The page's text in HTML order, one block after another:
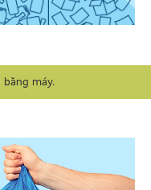
máy.